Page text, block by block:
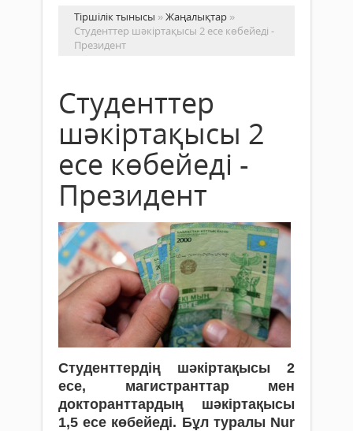
Тіршілік тынысы »Жаңалықтар »
Студенттер шәкіртақысы 2 есе көбейеді -
Президент
Студенттер
шәкіртақысы 2
есе көбейеді -
Президент
Студенттердің шәкіртақысы 2
есе, магистранттар мен
докторанттардың шәкіртақысы
1,5 есе көбейеді. Бұл туралы Nur